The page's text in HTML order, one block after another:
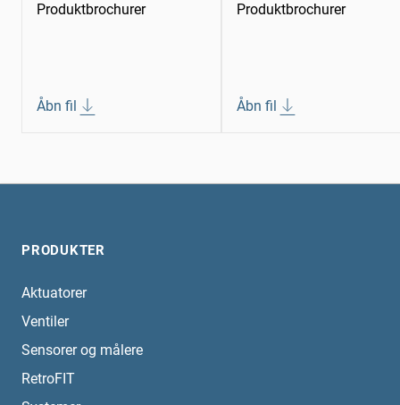
Produktbrochurer
Åbn fil
Produktbrochurer
Åbn fil
PRODUKTER
Aktuatorer
Ventiler
Sensorer og målere
RetroFIT